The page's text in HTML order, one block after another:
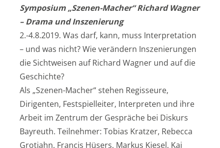
Symposium „Szenen-Macher“ Richard Wagner
– Drama und Inszenierung
2.-4.8.2019. Was darf, kann, muss Interpretation
– und was nicht? Wie verändern Inszenierungen
die Sichtweisen auf Richard Wagner und auf die
Geschichte?
Als „Szenen-Macher“ stehen Regisseure,
Dirigenten, Festspielleiter, Interpreten und ihre
Arbeit im Zentrum der Gespräche bei Diskurs
Bayreuth. Teilnehmer: Tobias Kratzer, Rebecca
Grotjahn, Francis Hüsers, Markus Kiesel, Kai